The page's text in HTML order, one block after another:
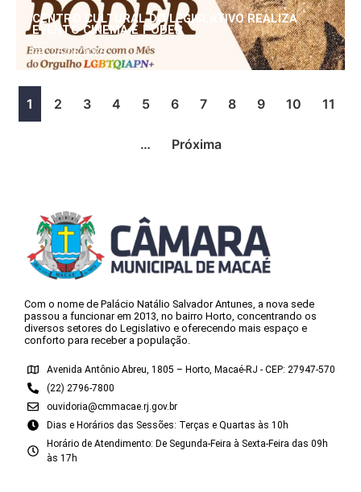
CENTRO CULTURAL DO LEGISLATIVO REALIZA
EVENTO CINEMA E PODER
25/06/2026
1 2 3 4 5 6 7 8 9 10 11
… Próxima
Com o nome de Palácio Natálio Salvador Antunes, a nova sede
passou a funcionar em 2013, no bairro Horto, concentrando os
diversos setores do Legislativo e oferecendo mais espaço e
conforto para receber a população.
Avenida Antônio Abreu, 1805 – Horto, Macaé-RJ - CEP: 27947-570
(22) 2796-7800
ouvidoria@cmmacae.rj.gov.br
Dias e Horários das Sessões: Terças e Quartas às 10h
Horário de Atendimento: De Segunda-Feira à Sexta-Feira das 09h
às 17h